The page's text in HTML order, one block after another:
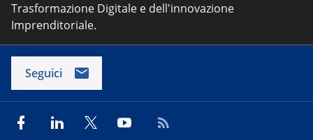
Trasformazione Digitale e dell'innovazione
Imprenditoriale.
Seguici